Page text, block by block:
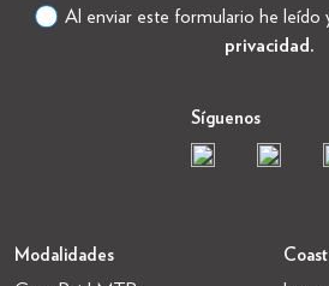
Al enviar este formulario he leído
privacidad.
Síguenos
Modalidades